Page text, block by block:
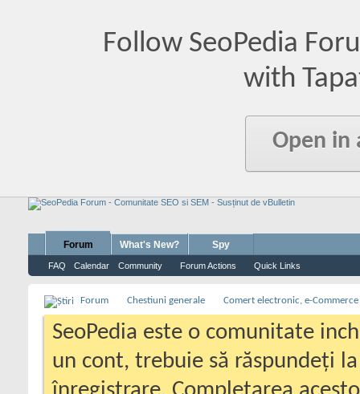
Follow SeoPedia
with
Open in
Forum
FAQ Calendar Community Forum Actions Quick Links
What's New? Spy
Forum Chestiuni generale Comert electronic, e-Commerce
SeoPedia este o comunitate
un cont, trebuie să răspundeți